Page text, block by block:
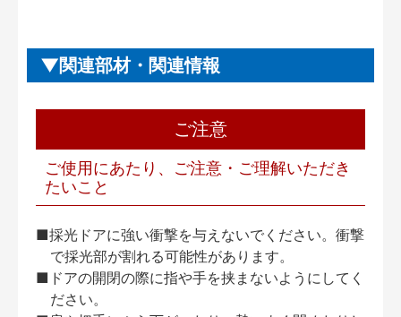
関連部材・関連情報
ご注意
ご使用にあたり、ご注意・ご理解いただき
たいこと
■採光ドアに強い衝撃を与えないでください。衝撃
で採光部が割れる可能性があります。
■ドアの開閉の際に指や手を挟まないようにしてく
ださい。